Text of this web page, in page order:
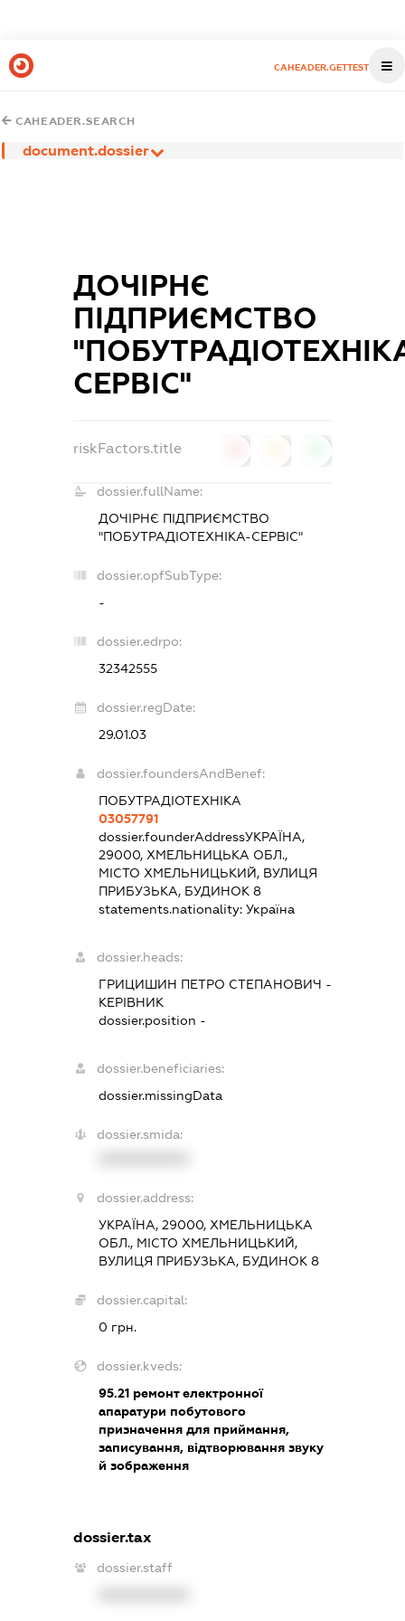
CAHEADER.GETTEST
CAHEADER.SEARCH
document.dossier
ДОЧІРНЄ
ПІДПРИЄМСТВО
СЕРВІС"
riskFactors.title
dossier.fullName:
ДОЧІРНЄ ПІДПРИЄМСТВО
"ПОБУТРАДІОТЕХНІКА-СЕРВІС"
dossier.opfSubType:
-
dossier.edrpo:
32342555
dossier.regDate:
29.01.03
dossier.foundersAndBenef:
ПОБУТРАДІОТЕХНІКА
03057791
dossier.founderAddressУКРАЇНА,
29000, ХМЕЛЬНИЦЬКА ОБЛ.,
МІСТО ХМЕЛЬНИЦЬКИЙ, ВУЛИЦЯ
ПРИБУЗЬКА, БУДИНОК 8
statements.nationality: Україна
dossier.heads:
ГРИЦИШИН ПЕТРО СТЕПАНОВИЧ -
КЕРІВНИК
dossier.position -
dossier.beneficiaries:
dossier.missingData
dossier.smida:
dossier.address:
УКРАЇНА, 29000, ХМЕЛЬНИЦЬКА
ОБЛ., МІСТО ХМЕЛЬНИЦЬКИЙ,
ВУЛИЦЯ ПРИБУЗЬКА, БУДИНОК 8
dossier.capital:
0 грн.
dossier.kveds:
95.21ремонт електронної
апаратури побутового
призначення для приймання,
записування, відтворювання звуку
й зображення
dossier.tax
dossier.staff